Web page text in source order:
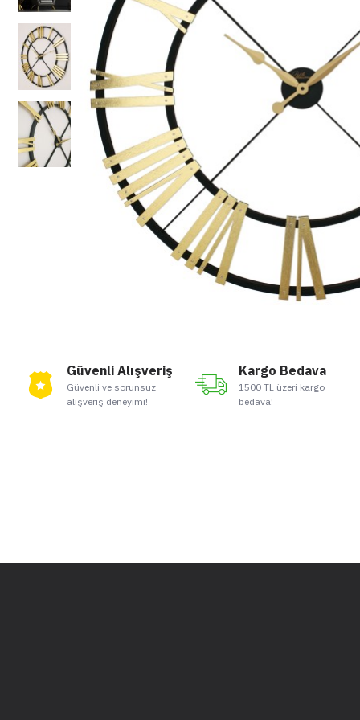
Güvenli Alışveriş
Güvenli ve sorunsuz
alışveriş deneyimi!
Kargo Bedava
1500 TL üzeri kargo
bedava!